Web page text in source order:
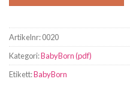
Artikelnr:0020
Kategori:BabyBorn (pdf)
Etikett:BabyBorn